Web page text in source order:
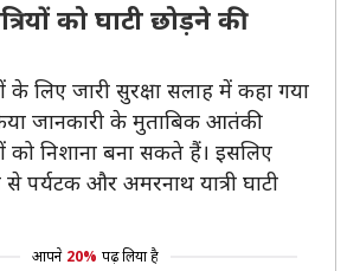
को घाटी छोड़ने की
के लिए जारी सुरक्षा सलाह में कहा गया
जानकारी के मुताबिक आतंकी
को निशाना बना सकते हैं। इसलिए
पर्यटक और अमरनाथ यात्री घाटी
आपने 20% पढ़ लिया है